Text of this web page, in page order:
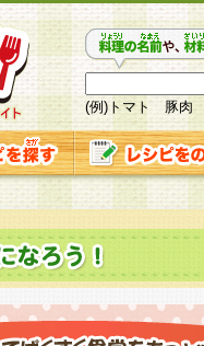
(例)トマト 豚肉